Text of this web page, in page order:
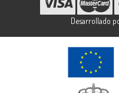
Desarrollado